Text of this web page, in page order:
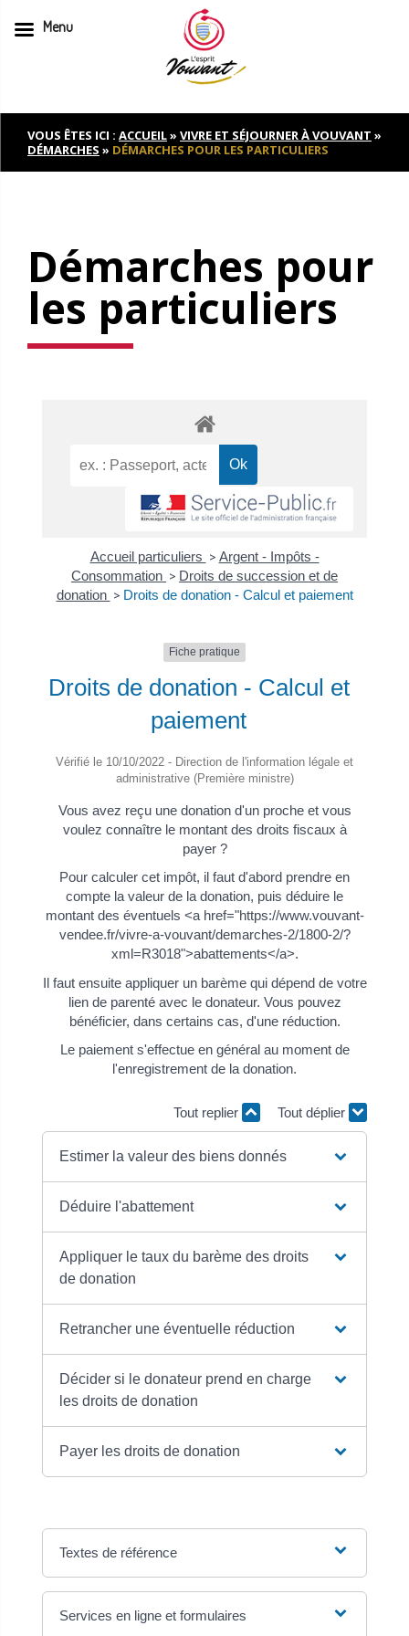
to
contentVOUS ÊTES ICI : ACCUEIL» VIVRE ET SÉJOURNER À VOUVANT »
DÉMARCHES » DÉMARCHES POUR LES PARTICULIERS
Démarches pour
les particuliers
Accueil particuliers > Argent - Impôts -
Consommation > Droits de succession et de
donation > Droits de donation - Calcul et paiement
Fiche pratique
Droits de donation - Calcul et
paiement
Vérifié le 10/10/2022 - Direction de l'information légale et
administrative (Première ministre)
Vous avez reçu une donation d'un proche et vous
voulez connaître le montant des droits fiscaux à
payer ?
Pour calculer cet impôt, il faut d'abord prendre en
compte la valeur de la donation, puis déduire le
montant des éventuels <a href="https://www.vouvant-
vendee.fr/vivre-a-vouvant/demarches-2/1800-2/?
xml=R3018">abattements</a>.
Il faut ensuite appliquer un barème qui dépend de votre
lien de parenté avec le donateur. Vous pouvez
bénéficier, dans certains cas, d'une réduction.
Le paiement s'effectue en général au moment de
l'enregistrement de la donation.
Tout replier Tout déplier
Estimer la valeur des biens donnés
Déduire l'abattement
Appliquer le taux du barème des droits
de donation
Retrancher une éventuelle réduction
Décider si le donateur prend en charge
les droits de donation
Payer les droits de donation
Textes de référence
Services en ligne et formulaires
Menu